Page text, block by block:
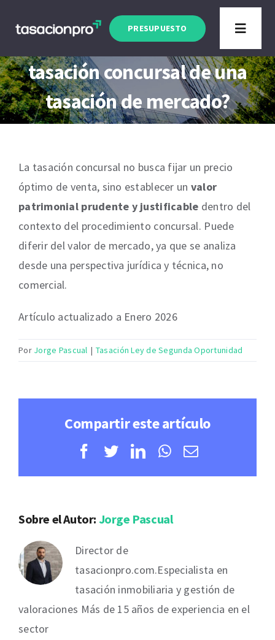
Toggle
Tipo de Inmueble
Finalidad
PRESUPUESTO
¿En qué se diferencia una
tasación concursal de una
tasación de mercado?
La tasación concursal no busca fijar un precio
óptimo de venta, sino establecer un valor
patrimonial prudente y justificable dentro del
contexto del procedimiento concursal. Puede
diferir del valor de mercado, ya que se analiza
desde una perspectiva jurídica y técnica, no
comercial.
Artículo actualizado a Enero 2026
Por Jorge Pascual | Tasación Ley de Segunda Oportunidad
Compartir este artículo
Facebook
TwitterLinkedInWhatsApp
Correo
Sobre el Autor: Jorge Pascual
Director de
tasacionpro.com.Especialista en
tasación inmobiliaria y gestión de
valoraciones Más de 15 años de experiencia en el
sector